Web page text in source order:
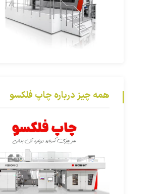
همه چیز درباره چاپ فلکسو